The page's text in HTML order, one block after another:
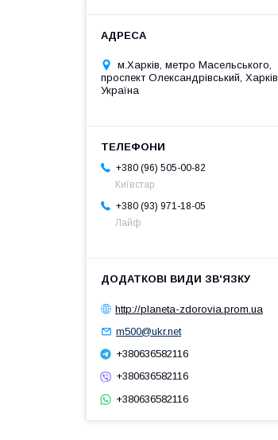
м.Харків, метро Масельського,
проспект Олександрівський, Харків,
Україна
+380 (96) 505-00-82
Київстар
+380 (93) 971-18-05
Лайф
http://planeta-zdorovia.prom.ua
m500@ukr.net
+380636582116
+380636582116
+380636582116